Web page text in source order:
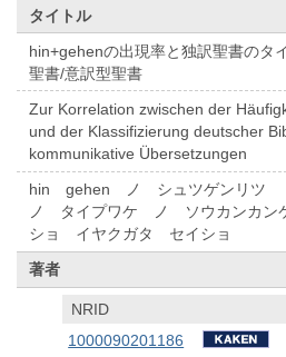
タイトル
hin+gehenの出現率と独訳聖書のタ
聖書/意訳型聖書
Zur Korrelation zwischen der
und der Klassifizierung deutscher
kommunikative Übersetzungen
hin gehen ノ シュツゲンリツ
ノ タイプワケ ノ ソウカンカン
ショ イヤクガタ セイショ
著者
NRID
1000090201186